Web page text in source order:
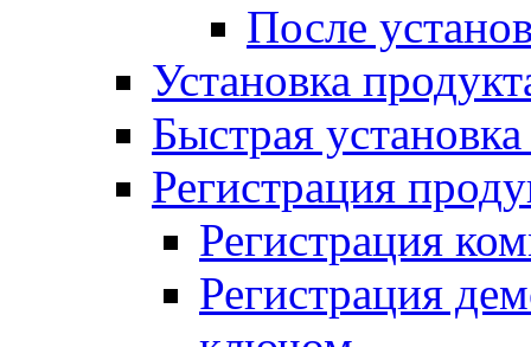
После
Установка
Быстрая
Регистрация
Регистрация
Регистрация